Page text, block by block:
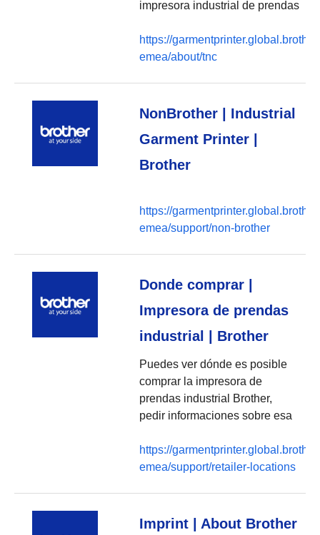
impresora industrial de prendas
https://
emea/about/tnc
NonBrother | Industrial
Garment Printer |
Brother
https://
emea/support/non-brother
Donde comprar |
Impresora de prendas
industrial | Brother
Puedes ver dónde es posible
comprar la impresora de
prendas industrial Brother,
pedir informaciones sobre esa
https://
emea/support/retailer-locations
Imprint | About Brother